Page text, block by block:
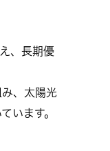
、長期優
、太陽光
います。